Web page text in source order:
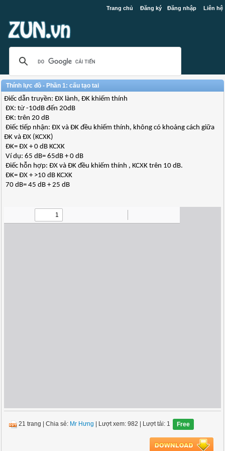
Trang chủ Đăng ký Đăng nhập Liên hệ
Thính lực đồ - Phần 1: cấu tạo tai
Điếc dẫn truyền: ĐX lành, ĐK khiếm thính
ĐX: từ -10dB đến 20dB
ĐK: trên 20 dB
Điếc tiếp nhận: ĐX và ĐK đều khiếm thính, không có khoảng cách giữa
ĐK và ĐX (KCXK)
ĐK= ĐX + 0 dB KCXK
Ví dụ: 65 dB= 65dB + 0 dB
Điếc hỗn hợp: ĐX và ĐK đều khiếm thính , KCXK trên 10 dB.
ĐK= ĐX + >10 dB KCXK
70 dB= 45 dB + 25 dB
21 trang |Chia sẻ: Mr Hưng | Lượt xem: 982 | Lượt tải: 1 Free